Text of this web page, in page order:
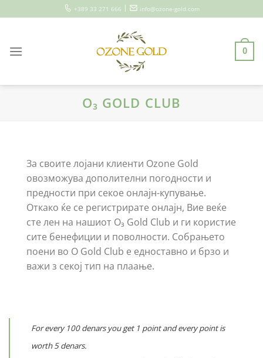
to
+389 33 271 666 | info@ozone-gold.com
0
O₃ GOLD CLUB
За своите лојани клиенти Ozone Gold
овозможува дополителни погодности и
предности при секое онлајн-купување.
Откако ќе се регистрирате онлајн, Вие веќе
сте лен на нашиот O₃ Gold Club и ги користие
сите бенефиции и поволности. Собрањето
поени во O Gold Club е едноставно и брзо и
важи з секој тип на плаање.
For every 100 denars you get 1 point and every point is
worth 5 denars.